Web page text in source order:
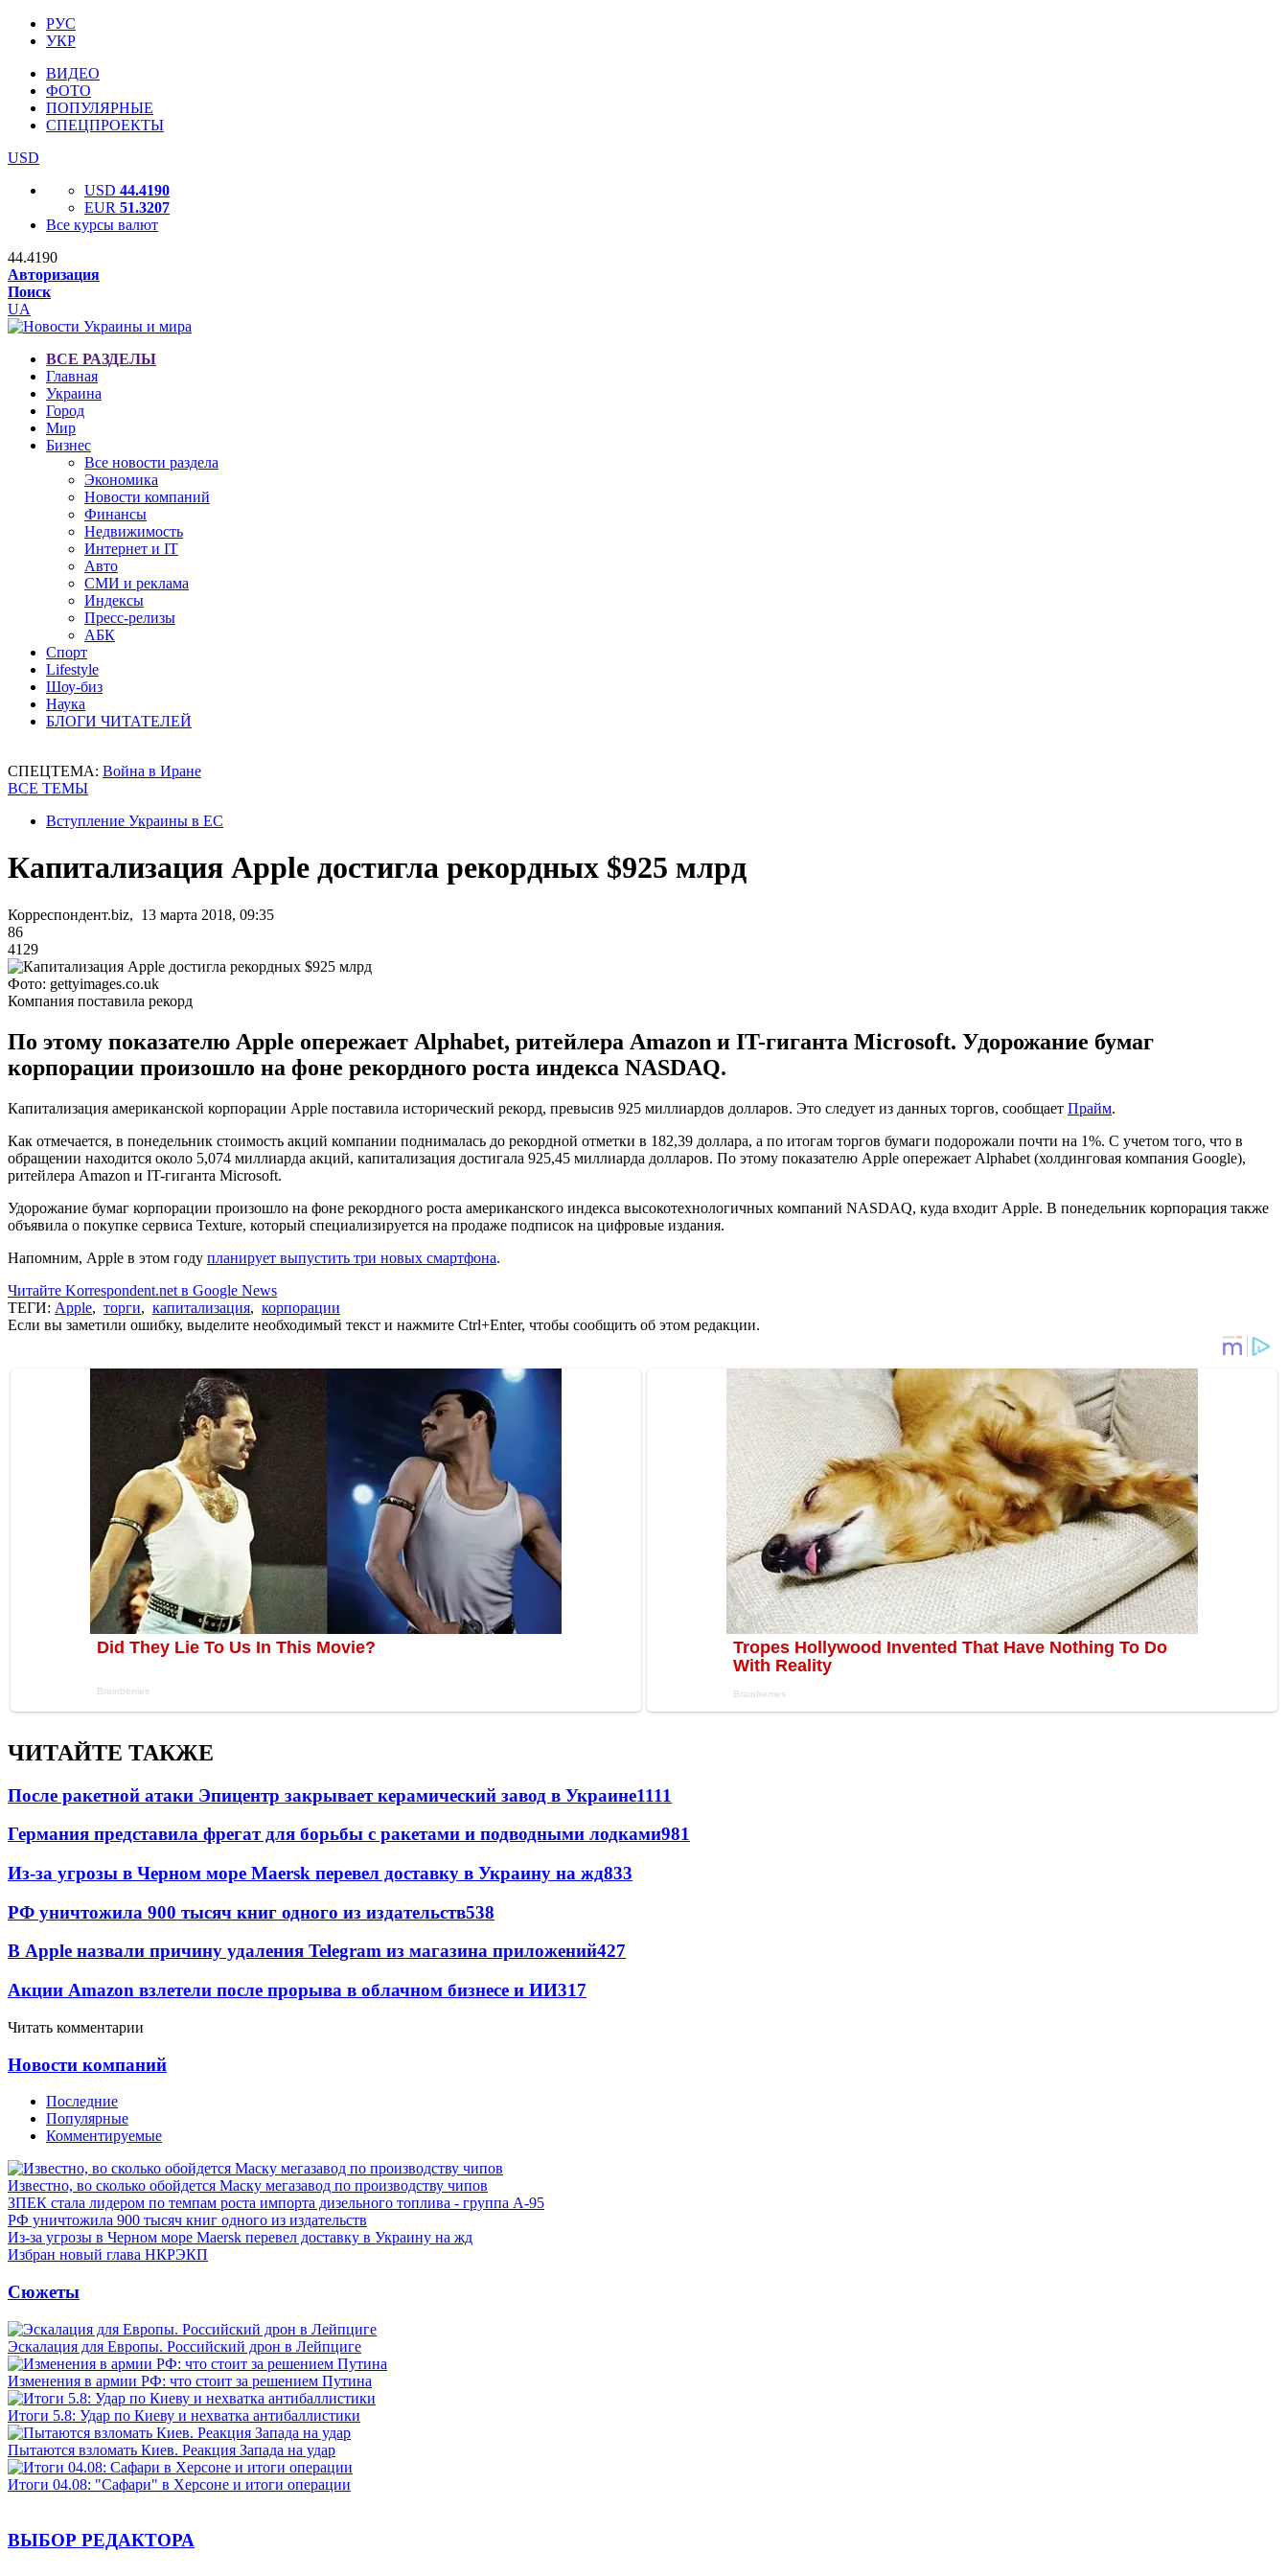
РУС
УКР
ВИДЕО
ФОТО
ПОПУЛЯРНЫЕ
СПЕЦПРОЕКТЫ
USD
USD 44.4190
EUR 51.3207
Все курсы валют
44.4190
Авторизация
Поиск
UA
ВСЕ РАЗДЕЛЫ
Главная
Украина
Город
Мир
Бизнес
Все новости раздела
Экономика
Новости компаний
Финансы
Недвижимость
Интернет и IT
Авто
СМИ и реклама
Индексы
Пресс-релизы
АБК
Спорт
Lifestyle
Шоу-биз
Наука
БЛОГИ ЧИТАТЕЛЕЙ
СПЕЦТЕМА: Война в Иране
ВСЕ ТЕМЫ
Вступление Украины в ЕС
Капитализация Apple достигла рекордных $925 млрд
Корреспондент.biz, 13 марта 2018, 09:35
86
4129
Фото: gettyimages.co.uk
Компания поставила рекорд
По этому показателю Apple опережает Alphabet, ритейлера Amazon и IT-гиганта Microsoft. Удорожание бумаг
корпорации произошло на фоне рекордного роста индекса NASDAQ.
Капитализация американской корпорации Apple поставила исторический рекорд, превысив 925 миллиардов долларов. Это следует из данных торгов, сообщает Прайм.
Как отмечается, в понедельник стоимость акций компании поднималась до рекордной отметки в 182,39 доллара, а по итогам торгов бумаги подорожали почти на 1%. С учетом того, что в
обращении находится около 5,074 миллиарда акций, капитализация достигала 925,45 миллиарда долларов. По этому показателю Apple опережает Alphabet (холдинговая компания Google),
ритейлера Amazon и IT-гиганта Microsoft.
Удорожание бумаг корпорации произошло на фоне рекордного роста американского индекса высокотехнологичных компаний NASDAQ, куда входит Apple. В понедельник корпорация также
объявила о покупке сервиса Texture, который специализируется на продаже подписок на цифровые издания.
Напомним, Apple в этом году планирует выпустить три новых смартфона.
Читайте Korrespondent.net в Google News
ТЕГИ: Apple, торги, капитализация, корпорации
Если вы заметили ошибку, выделите необходимый текст и нажмите Ctrl+Enter, чтобы сообщить об этом редакции.
ЧИТАЙТЕ ТАКЖЕ
После ракетной атаки Эпицентр закрывает керамический завод в Украине1111
Германия представила фрегат для борьбы с ракетами и подводными лодками981
Из-за угрозы в Черном море Maersk перевел доставку в Украину на жд833
РФ уничтожила 900 тысяч книг одного из издательств538
В Apple назвали причину удаления Telegram из магазина приложений427
Акции Amazon взлетели после прорыва в облачном бизнесе и ИИ317
Читать комментарии
Новости компаний
Последние
Популярные
Комментируемые
Известно, во сколько обойдется Маску мегазавод по производству чипов
ЗПЕК стала лидером по темпам роста импорта дизельного топлива - группа А-95
РФ уничтожила 900 тысяч книг одного из издательств
Из-за угрозы в Черном море Maersk перевел доставку в Украину на жд
Избран новый глава НКРЭКП
Сюжеты
Эскалация для Европы. Российский дрон в Лейпциге
Изменения в армии РФ: что стоит за решением Путина
Итоги 5.8: Удар по Киеву и нехватка антибаллистики
Пытаются взломать Киев. Реакция Запада на удар
Итоги 04.08: "Сафари" в Херсоне и итоги операции
ВЫБОР РЕДАКТОРА